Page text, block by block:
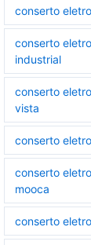
conserto
conserto
industrial
conserto
vista
conserto
conserto
mooca
conserto